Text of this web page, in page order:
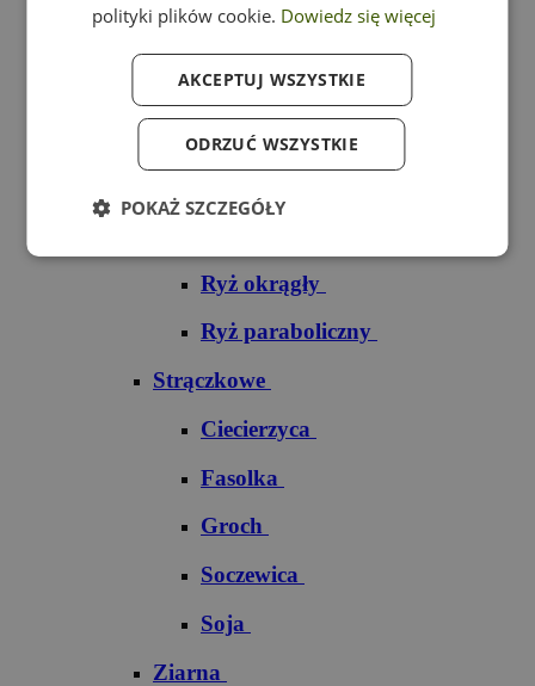
Ryż czerwony
Ryż do sushi
Ryż okrągły
Ryż paraboliczny
Strączkowe
Ciecierzyca
Fasolka
Groch
Soczewica
Soja
Ziarna
polityki plików cookie. Dowiedz się więcej
AKCEPTUJ WSZYSTKIE
ODRZUĆ WSZYSTKIE
POKAŻ SZCZEGÓŁY